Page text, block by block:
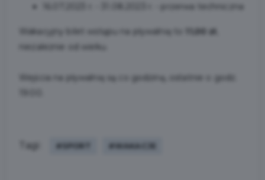
16.07.2023 r. - 31.08.2023 r. - przerwa techniczna
Wakacyjny bilet wstępu na pływalnię to 11,00 zł
niezależnie od wieku.
Wejścia na pływalnię są co godzinę, ostatnie o godz.
Tagi: #SPORT #WAKACJE